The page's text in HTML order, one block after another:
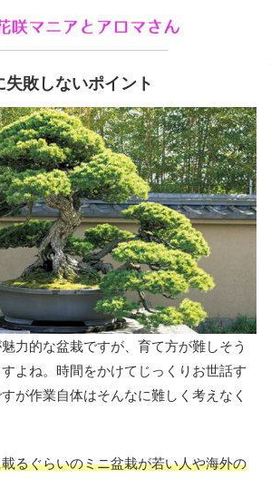
敗しないポイント
力的な盆栽ですが、育て方が難しそう
よね。時間をかけてじっくりお世話す
が作業自体はそんなに難しく考えなく
るぐらいのミニ盆栽が若い人や海外の